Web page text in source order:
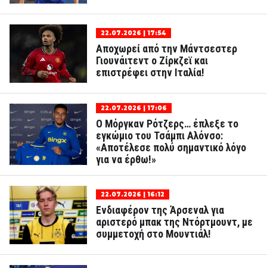
22.07.2026 | 17:54
Αποχωρεί από την Μάντσεστερ
Γιουνάιτεντ o Ζίρκζεϊ και
επιστρέφει στην Ιταλία!
22.07.2026 | 17:06
Ο Μόργκαν Ρότζερς… έπλεξε το
εγκώμιο του Τσάμπι Αλόνσο:
«Αποτέλεσε πολύ σημαντικό λόγο
για να έρθω!»
22.07.2026 | 16:12
Ενδιαφέρον της Άρσεναλ για
αριστερό μπακ της Ντόρτμουντ, με
συμμετοχή στο Μουντιάλ!